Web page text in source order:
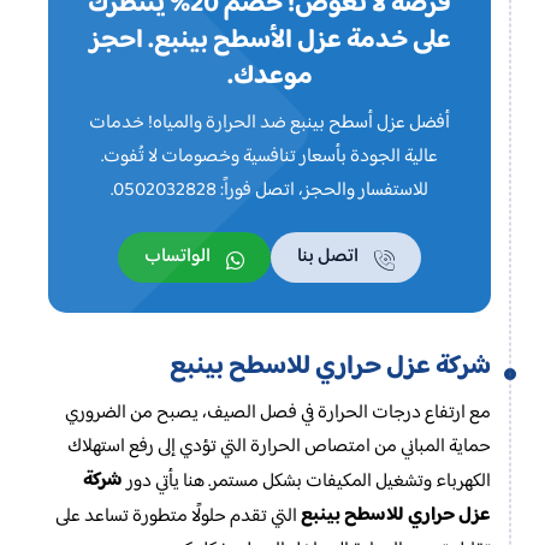
على خدمة عزل الأسطح بينبع. احجز
موعدك.
أفضل عزل أسطح بينبع ضد الحرارة والمياه! خدمات
عالية الجودة بأسعار تنافسية وخصومات لا تُفوت.
للاستفسار والحجز، اتصل فوراً: 0502032828.
اتصل بنا الواتساب
شركة عزل حراري للاسطح بينبع
مع ارتفاع درجات الحرارة في فصل الصيف، يصبح من الضروري
حماية المباني من امتصاص الحرارة التي تؤدي إلى رفع استهلاك
الكهرباء وتشغيل المكيفات بشكل مستمر. هنا يأتي دورشركة
عزل حراري للاسطح بينبعالتي تقدم حلولًا متطورة تساعد على